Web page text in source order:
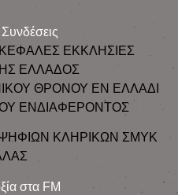
ΕΚΚΛΗΣΙΕΣ
ΕΛΛΑΔΟΣ
ΘΡΟΝΟΥ ΕΝ ΕΛΛΑΔΙ
ΕΝΔΙΑΦΕΡΟΝΤΟΣ
ΚΛΗΡΙΚΩΝ ΣΜΥΚ
στα FM